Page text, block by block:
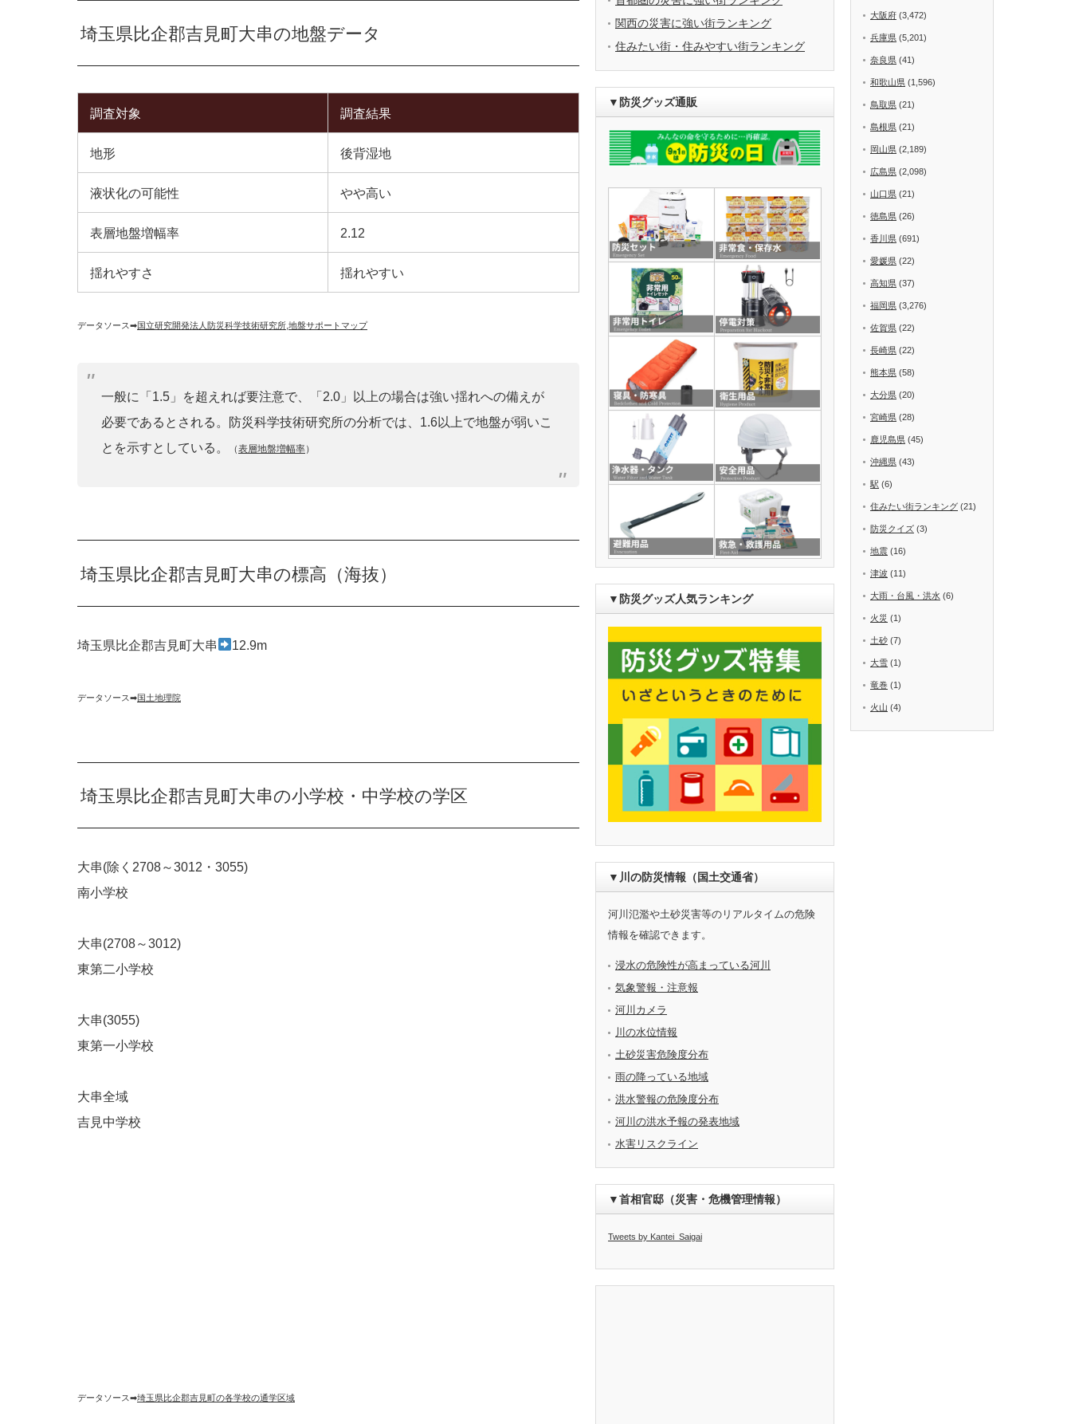
埼玉県比企郡吉見町大串の地盤データ
調査対象 調査結果
地形 後背湿地
液状化の可能性 やや高い
表層地盤増幅率 2.12
揺れやすさ 揺れやすい
データソース➡︎国立研究開発法人防災科学技術研究所 地盤サポートマップ
一般に「1.5」を超えれば要注意で、「2.0」以上の場合は強い揺れへの備えが
必要であるとされる。防災科学技術研究所の分析では、1.6以上で地盤が弱いこ
とを示すとしている。
（表層地盤増幅率）
埼玉県比企郡吉見町大串の標高（海抜）
埼玉県比企郡吉見町大串 12.9m
データソース➡︎国土地理院
埼玉県比企郡吉見町大串の小学校・中学校の学区
大串(除く2708～3012・3055)
南小学校
大串(2708～3012)
東第二小学校
大串(3055)
東第一小学校
大串全域
吉見中学校
データソース➡︎埼玉県比企郡吉見町の各学校の通学区域
関西の災害に強い街ランキング
住みたい街・住みやすい街ランキング
▼防災グッズ通販
▼防災グッズ人気ランキング
▼川の防災情報（国土交通省）
河川氾濫や土砂災害等のリアルタイムの危険
情報を確認できます。
浸水の危険性が高まっている河川
気象警報・注意報
河川カメラ
川の水位情報
土砂災害危険度分布
雨の降っている地域
洪水警報の危険度分布
河川の洪水予報の発表地域
水害リスクライン
▼首相官邸（災害・危機管理情報）
Tweets by Kantei_Saigai
大阪府 (3,472)
兵庫県 (5,201)
奈良県 (41)
和歌山県 (1,596)
鳥取県 (21)
島根県 (21)
岡山県 (2,189)
広島県 (2,098)
山口県 (21)
徳島県 (26)
香川県 (691)
愛媛県 (22)
高知県 (37)
福岡県 (3,276)
佐賀県 (22)
長崎県 (22)
熊本県 (58)
大分県 (20)
宮崎県 (28)
鹿児島県 (45)
沖縄県 (43)
駅 (6)
住みたい街ランキング (21)
防災クイズ (3)
地震 (16)
津波 (11)
大雨・台風・洪水 (6)
火災 (1)
土砂 (7)
大雪 (1)
竜巻 (1)
火山 (4)